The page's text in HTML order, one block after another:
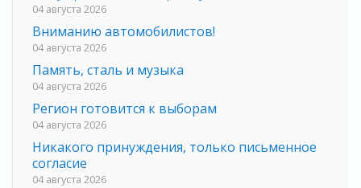
04 августа 2026
Вниманию автомобилистов!
04 августа 2026
Память, сталь и музыка
04 августа 2026
Регион готовится к выборам
04 августа 2026
Никакого принуждения, только письменное
согласие
04 августа 2026